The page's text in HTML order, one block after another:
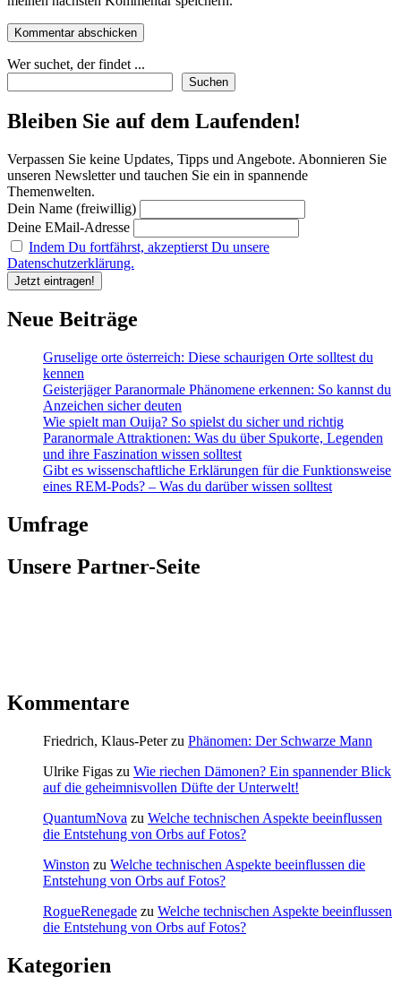
Wer suchet, der findet ...
Suchen
Bleiben Sie auf dem Laufenden!
Verpassen Sie keine Updates, Tipps und Angebote. Abonnieren Sie
unseren Newsletter und tauchen Sie ein in spannende
Themenwelten.
Dein Name (freiwillig)
Deine EMail-Adresse
Indem Du fortfährst, akzeptierst Du unsere
Datenschutzerklärung.
Neue Beiträge
Gruselige orte österreich: Diese schaurigen Orte solltest du
kennen
Geisterjäger Paranormale Phänomene erkennen: So kannst du
Anzeichen sicher deuten
Wie spielt man Ouija? So spielst du sicher und richtig
Paranormale Attraktionen: Was du über Spukorte, Legenden
und ihre Faszination wissen solltest
Gibt es wissenschaftliche Erklärungen für die Funktionsweise
eines REM-Pods? – Was du darüber wissen solltest
Umfrage
Unsere Partner-Seite
Kommentare
Friedrich, Klaus-Peterzu Phänomen: Der Schwarze Mann
Ulrike Figas zu Wie riechen Dämonen? Ein spannender Blick
auf die geheimnisvollen Düfte der Unterwelt!
QuantumNova zu Welche technischen Aspekte beeinflussen
die Entstehung von Orbs auf Fotos?
Winston zu Welche technischen Aspekte beeinflussen die
Entstehung von Orbs auf Fotos?
RogueRenegade zu Welche technischen Aspekte beeinflussen
die Entstehung von Orbs auf Fotos?
Kategorien